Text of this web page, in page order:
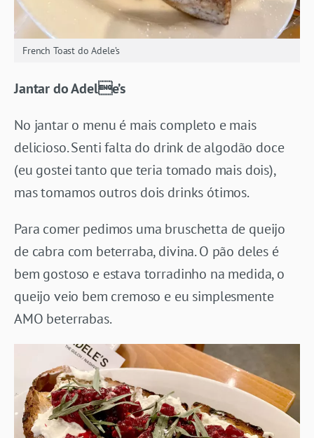
French Toast do Adele’s
Jantar do Adele’s
No jantar o menu é mais completo e mais
delicioso. Senti falta do drink de algodão doce
(eu gostei tanto que teria tomado mais dois),
mas tomamos outros dois drinks ótimos.
Para comer pedimos uma bruschetta de queijo
de cabra com beterraba, divina. O pão deles é
bem gostoso e estava torradinho na medida, o
queijo veio bem cremoso e eu simplesmente
AMO beterrabas.